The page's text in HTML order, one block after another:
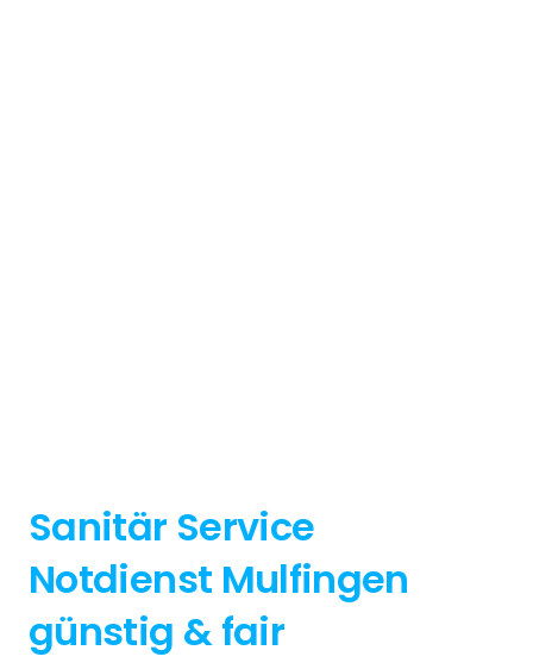
Sanitär Service
Notdienst Mulfingen
günstig & fair